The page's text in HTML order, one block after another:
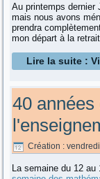
Au printemps dernier
mais nous avons
prendra
mon départ à la
Lire la suite :
40
Création :
La semaine du 12 au